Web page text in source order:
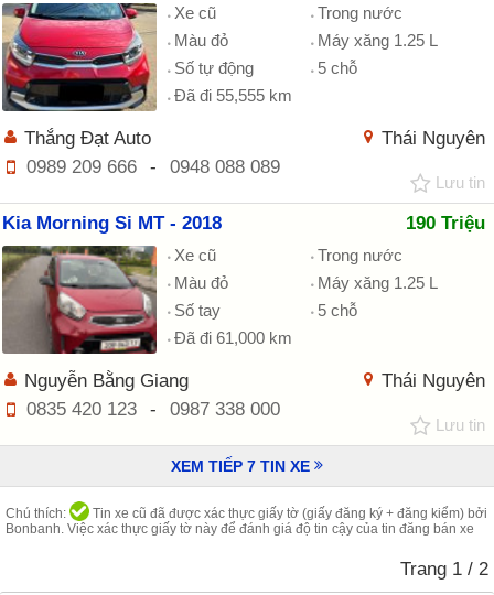
Xe cũ
Trong nước
Màu đỏ
Máy xăng 1.25 L
Số tự động
5 chỗ
Đã đi 55,555 km
Thái Nguyên
Thắng Đạt Auto
0989 209 666
- 0948 088 089
Lưu tin
Kia Morning Si MT - 2018 190 Triệu
Xe cũ
Trong nước
Màu đỏ
Máy xăng 1.25 L
Số tay
5 chỗ
Đã đi 61,000 km
Thái Nguyên
Nguyễn Bằng Giang
0835 420 123
- 0987 338 000
Lưu tin
XEM TIẾP 7 TIN XE
Chú thích:
Tin xe cũ đã được xác thực giấy tờ (giấy đăng ký + đăng kiểm) bởi
Bonbanh. Việc xác thực giấy tờ này để đánh giá độ tin cậy của tin đăng bán xe
Trang 1 / 2